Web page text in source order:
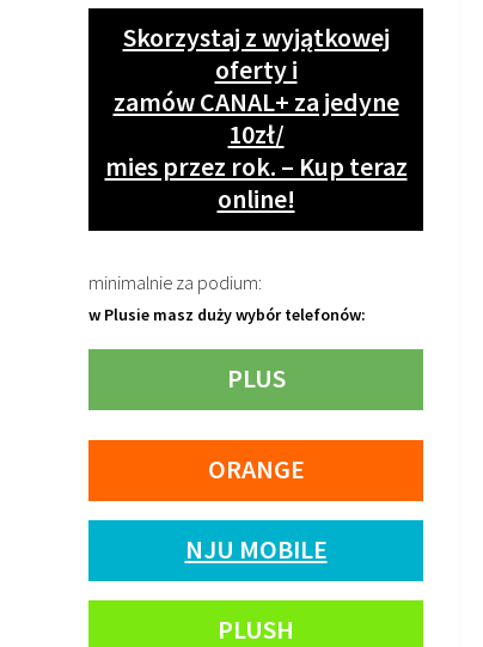
Skorzystaj z wyjątkowej
oferty i
zamów CANAL+ za jedyne
10zł/
mies przez rok. – Kup teraz
online!
minimalnie za podium:
w Plusie masz duży wybór telefonów:
PLUS
ORANGE
NJU MOBILE
PLUSH